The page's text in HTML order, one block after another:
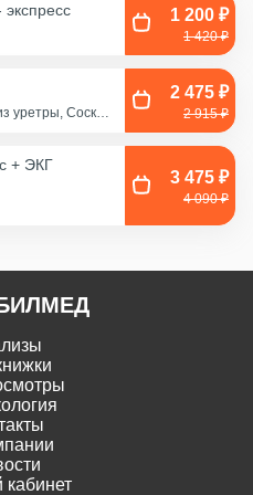
1 200 ₽
1 420 ₽
уретры, Соскоб
2 475 ₽
2 915 ₽
+ ЭКГ
- 1 д., экг и флг - 1 час
3 475 ₽
4 090 ₽